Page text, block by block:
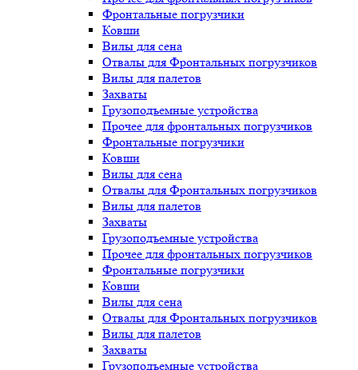
Фронтальные погрузчики
Ковши
Вилы для сена
Отвалы для Фронтальных погрузчиков
Вилы для палетов
Захваты
Грузоподъемные устройства
Прочее для фронтальных погрузчиков
Фронтальные погрузчики
Ковши
Вилы для сена
Отвалы для Фронтальных погрузчиков
Вилы для палетов
Захваты
Грузоподъемные устройства
Прочее для фронтальных погрузчиков
Фронтальные погрузчики
Ковши
Вилы для сена
Отвалы для Фронтальных погрузчиков
Вилы для палетов
Захваты
Грузоподъемные устройства